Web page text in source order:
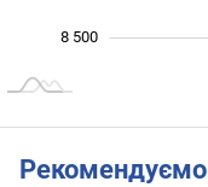
8 500
Рекомендуємо